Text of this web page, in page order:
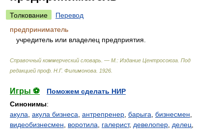
Толкование
Перевод
предприниматель
учредитель или владелец предприятия.
Справочный коммерческий словарь. — М.: Издание Центросоюза Под
редакцией проф. Н.Г. Филимонова 1926
Игры ⚽
Поможем сделать НИР
Синонимы:
акула акула бизнеса антрепренер барыга бизнесмен
видеобизнесмен
воротила галерист, девелопер делец